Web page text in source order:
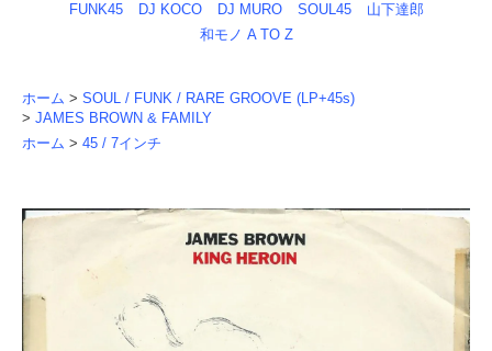
FUNK45 DJ KOCO DJ MURO SOUL45
山下達郎
和モノ A TO Z
ホーム > SOUL / FUNK / RARE GROOVE (LP+45s)
> JAMES BROWN & FAMILY
ホーム > 45 / 7インチ